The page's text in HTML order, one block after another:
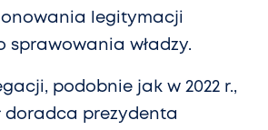
legitymacji
sprawowania władzy.
podobnie jak w 2022 r.,
doradca prezydenta